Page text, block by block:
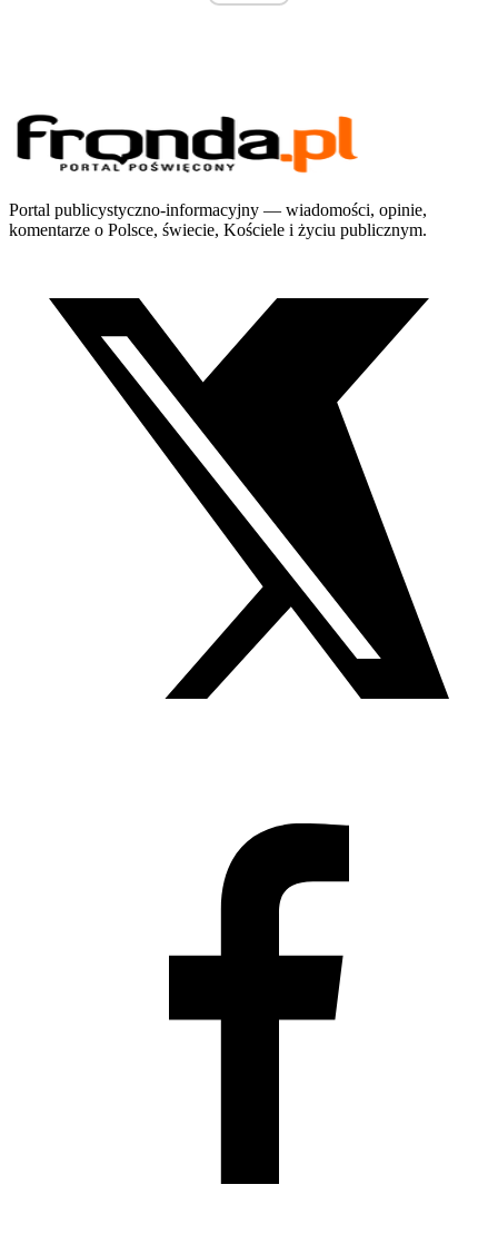
Portal publicystyczno-informacyjny — wiadomości, opinie,
komentarze o Polsce, świecie, Kościele i życiu publicznym.